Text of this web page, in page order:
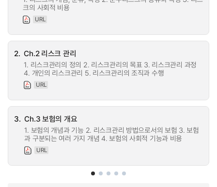
크의 사회적 비용
URL
2. Ch.2 리스크 관리
1. 리스크관리의 정의 2. 리스크관리의 목표 3. 리스크관리 과정
4. 개인의 리스크관리 5. 리스크관리의 조직과 수행
URL
3. Ch.3 보험의 개요
1. 보험의 개념과 기능 2. 리스크관리 방법으로서의 보험 3. 보험
과 구분되는 여러 가지 개념 4. 보험의 사회적 기능과 비용
URL